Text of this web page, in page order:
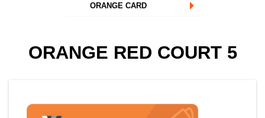
ORANGE CARD
ORANGE RED COURT 5